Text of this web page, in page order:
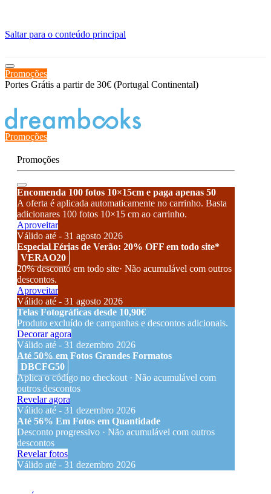
Saltar para o conteúdo principal
Promoções
Portes Grátis a partir de 30€ (Portugal Continental)
Promoções
Promoções
Encomenda 100 fotos 10×15cm e paga apenas 50
A oferta é aplicada automaticamente no carrinho. Basta
adicionares 100 fotos 10×15 cm ao carrinho.
Aproveitar
Válido até - 31 agosto 2026
Especial Férias de Verão: 20% OFF em todo site*
VERAO20
20% desconto em todo site· Não acumulável com outros
descontos.
Aproveitar
Válido até - 31 agosto 2026
Telas Fotográficas desde 10,90€
Produto excluído de campanhas e descontos adicionais.
Decorar agora
Válido até - 31 dezembro 2026
Até 50% em Fotos Grandes Formatos
DBCFG50
Aplica o código no checkout · Não acumulável com
outros descontos
Revelar agora
Válido até - 31 dezembro 2026
Até 56% Em Fotos em Quantidade
Desconto progressivo · Não acumulável com outros
descontos
Revelar fotos
Válido até - 31 dezembro 2026
≡